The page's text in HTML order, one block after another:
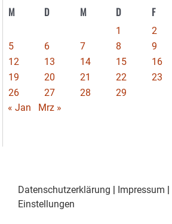
M D M D F
1 2
5
6 7 8 9
12
13 14 15 16
19
20 21 22 23
26
27 28
29
« Jan
Mrz »
Datenschutzerklärung | Impressum |
Einstellungen